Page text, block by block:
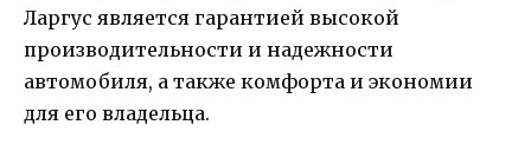
Ларгус является гарантией высокой
производительности и надежности
автомобиля, а также комфорта и экономии
для его владельца.